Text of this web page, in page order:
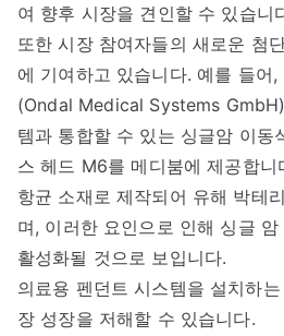
여 향후 시장을 견인할 수 있습니
또한 시장 참여자들의 새로운 첨
에 기여하고 있습니다. 예를 들어
(Ondal Medical Systems
템과 통합할 수 있는 싱글암 이동
스 헤드 M6를 메디붐에 제공합
항균 소재로 제작되어 유해 박테
며, 이러한 요인으로 인해 싱글
활성화될 것으로 보입니다.
의료용 펜던트 시스템을 설치하
장 성장을 저해할 수 있습니다.